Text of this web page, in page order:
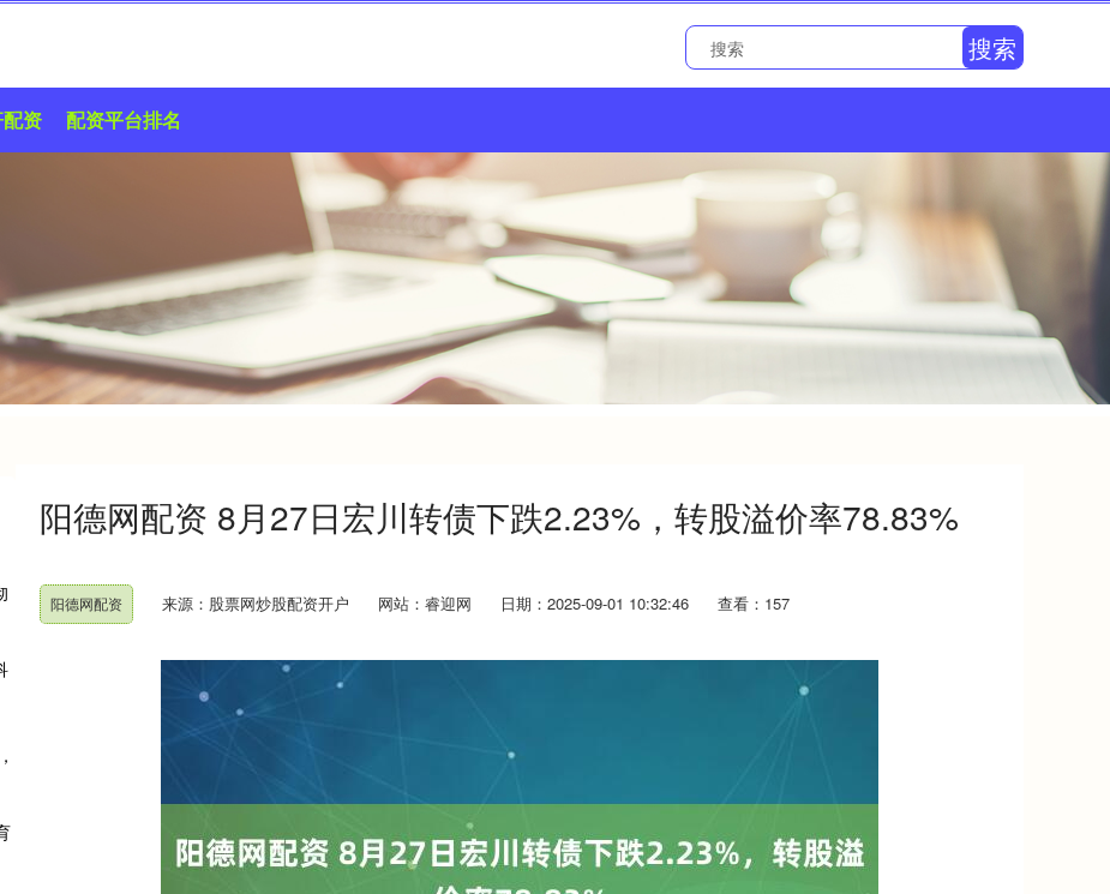
搜索
资 配资平台排名
阳德网配资 8月27日宏川转债下跌2.23%，转股溢价率78.83%
阳德网配资 来源：股票网炒股配资开户 网站：睿迎网 日期：2025-09-01 10:32:46 查看：157